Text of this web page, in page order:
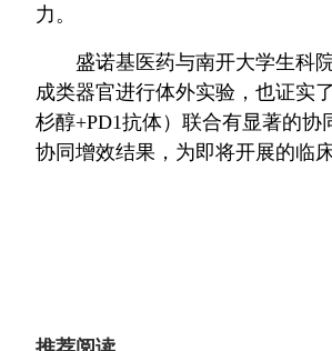
力。
盛诺基医药与南开大学生科
成类器官进行体外实验，也证实
杉醇+PD1抗体）联合有显著的协
协同增效结果，为即将开展的临